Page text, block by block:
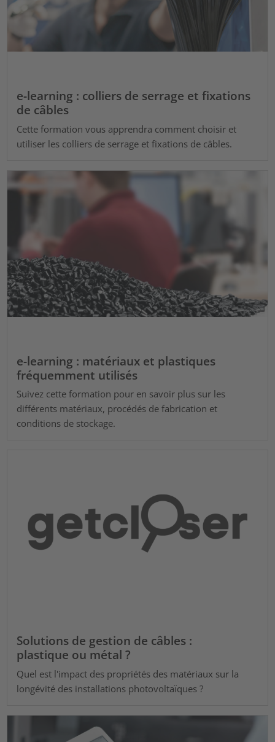
e-learning : colliers de serrage et fixations
de câbles
Cette formation vous apprendra comment choisir et
utiliser les colliers de serrage et fixations de câbles.
e-learning : matériaux et plastiques
fréquemment utilisés
Suivez cette formation pour en savoir plus sur les
différents matériaux, procédés de fabrication et
conditions de stockage.
Solutions de gestion de câbles :
plastique ou métal ?
Quel est l'impact des propriétés des matériaux sur la
longévité des installations photovoltaïques ?